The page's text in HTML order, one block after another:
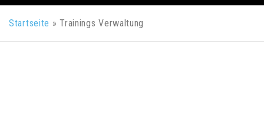
Startseite »Trainings Verwaltung